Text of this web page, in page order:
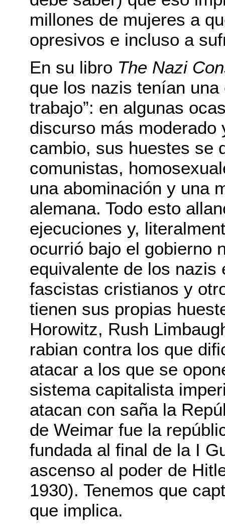
millones de mujeres a
opresivos e incluso a
En su libro The Nazi
que los nazis tenían
trabajo”: en algunas
discurso más
cambio, sus huestes se
comunistas,
una abominación y una
alemana. Todo esto
ejecuciones y,
ocurrió bajo el gobierno
equivalente de los
fascistas cristianos y
tienen sus propias
Horowitz, Rush
rabian contra los que
atacar a los que se
sistema capitalista
atacan con saña la
de Weimar fue la
fundada al final de la I
ascenso al poder de
1930). Tenemos que
que implica.